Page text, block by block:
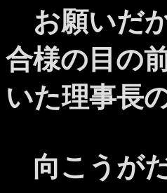
お願いだ
合様の目の
いた理事長
向こうが